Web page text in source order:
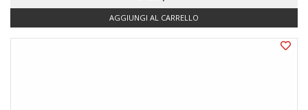
AGGIUNGI AL CARRELLO